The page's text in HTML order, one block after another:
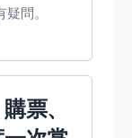
問。
票、